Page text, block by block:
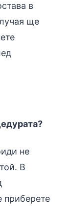
в
ще
не
В
приберете